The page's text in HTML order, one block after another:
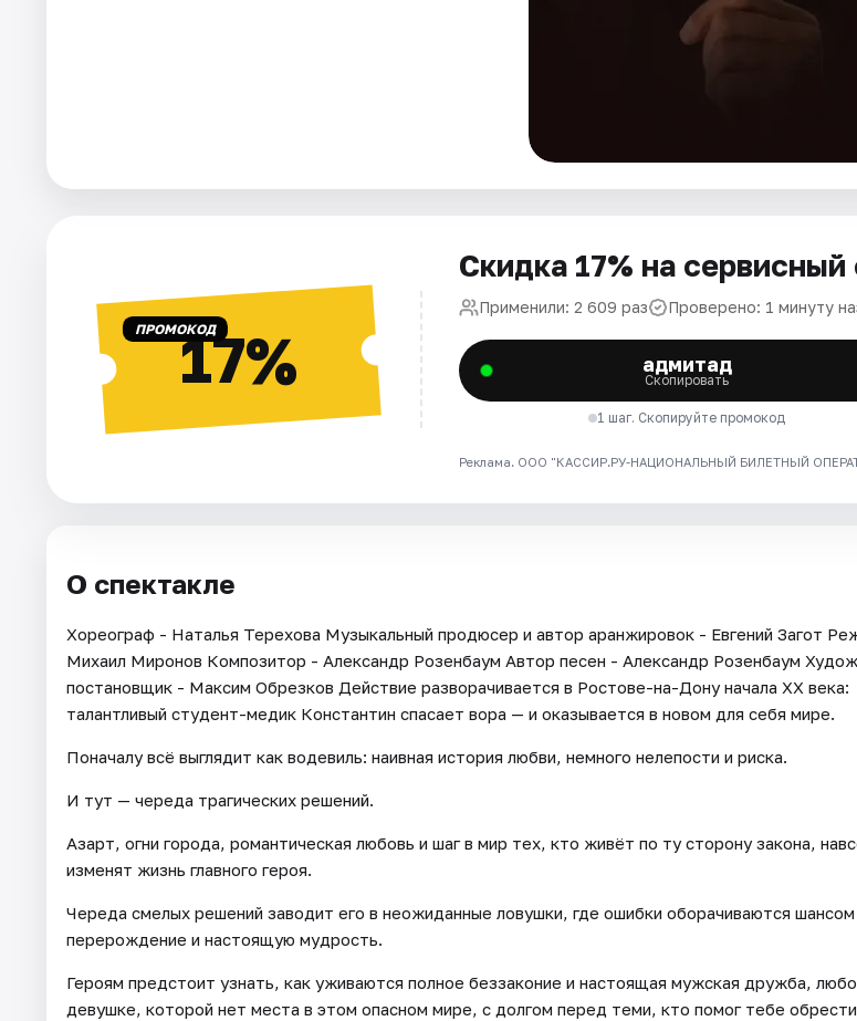
ПРОМОКОД17%
Скидка 17% на сервисный
Применили: 2 609 раз Проверено: 1 минуту
адмитад
Скопировать
1 шаг. Скопируйте промокод
Реклама. ООО "КАССИР.РУ-НАЦИОНАЛЬНЫЙ БИЛЕТНЫЙ
О спектакле
Хореограф - Наталья Терехова Музыкальный продюсер и автор аранжировок - Евгений Загот
Михаил Миронов Композитор - Александр Розенбаум Автор песен - Александр Розенбаум
постановщик - Максим Обрезков Действие разворачивается в Ростове-на-Дону начала XX века:
талантливый студент-медик Константин спасает вора — и оказывается в новом для себя мире.
Поначалу всё выглядит как водевиль: наивная история любви, немного нелепости и риска.
И тут — череда трагических решений.
Азарт, огни города, романтическая любовь и шаг в мир тех, кто живёт по ту сторону закона,
изменят жизнь главного героя.
Череда смелых решений заводит его в неожиданные ловушки, где ошибки оборачиваются шансом
перерождение и настоящую мудрость.
Героям предстоит узнать, как уживаются полное беззаконие и настоящая мужская дружба,
девушке, которой нет места в этом опасном мире, с долгом перед теми, кто помог тебе